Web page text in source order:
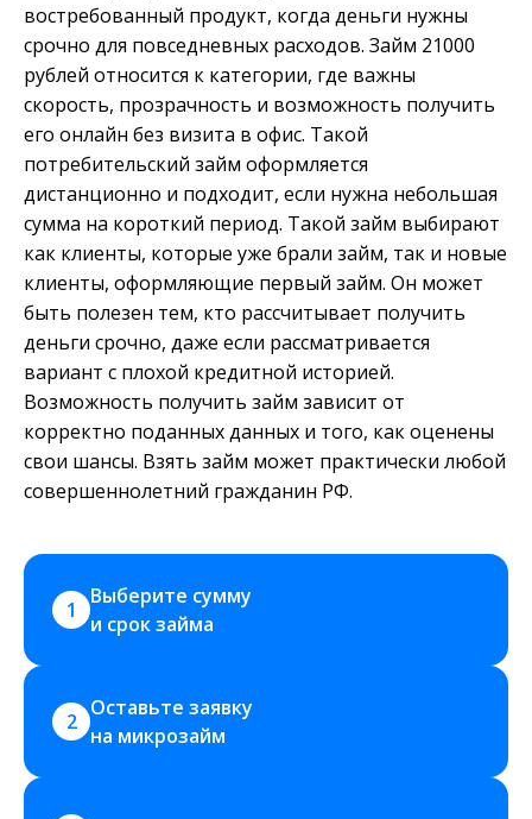
востребованный продукт, когда деньги нужны
срочно для повседневных расходов. Займ 21000
рублей относится к категории, где важны
скорость, прозрачность и возможность получить
его онлайн без визита в офис. Такой
потребительский займ оформляется
дистанционно и подходит, если нужна небольшая
сумма на короткий период. Такой займ выбирают
как клиенты, которые уже брали займ, так и новые
клиенты, оформляющие первый займ. Он может
быть полезен тем, кто рассчитывает получить
деньги срочно, даже если рассматривается
вариант с плохой кредитной историей.
Возможность получить займ зависит от
корректно поданных данных и того, как оценены
свои шансы. Взять займ может практически любой
совершеннолетний гражданин РФ.
1
Выберите сумму
и срок займа
2
Оставьте заявку
на микрозайм